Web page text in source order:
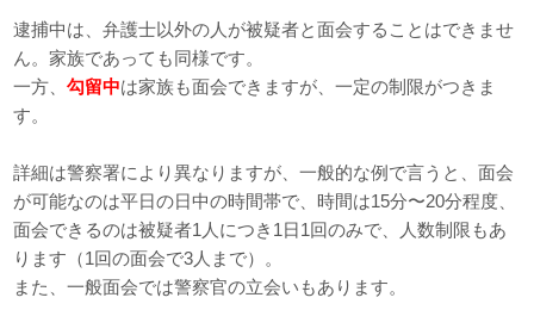
逮捕中は、弁護士以外の人が被疑者と面会することはできませ
ん。家族であっても同様です。
一方、勾留中は家族も面会できますが、一定の制限がつきま
す。
詳細は警察署により異なりますが、一般的な例で言うと、面会
が可能なのは平日の日中の時間帯で、時間は15分〜20分程度、
面会できるのは被疑者1人につき1日1回のみで、人数制限もあ
ります（1回の面会で3人まで）。
また、一般面会では警察官の立会いもあります。